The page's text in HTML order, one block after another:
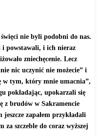
święci nie byli podobni do nas.
powstawali, i ich nieraz
zniechęcenie. Lecz
nic uczynić nie możecie” i
w tym, który mnie umacnia”,
pokładając, upokarzali się
z brudów w Sakramencie
zapałem przykładali
za szczeble do coraz wyższej